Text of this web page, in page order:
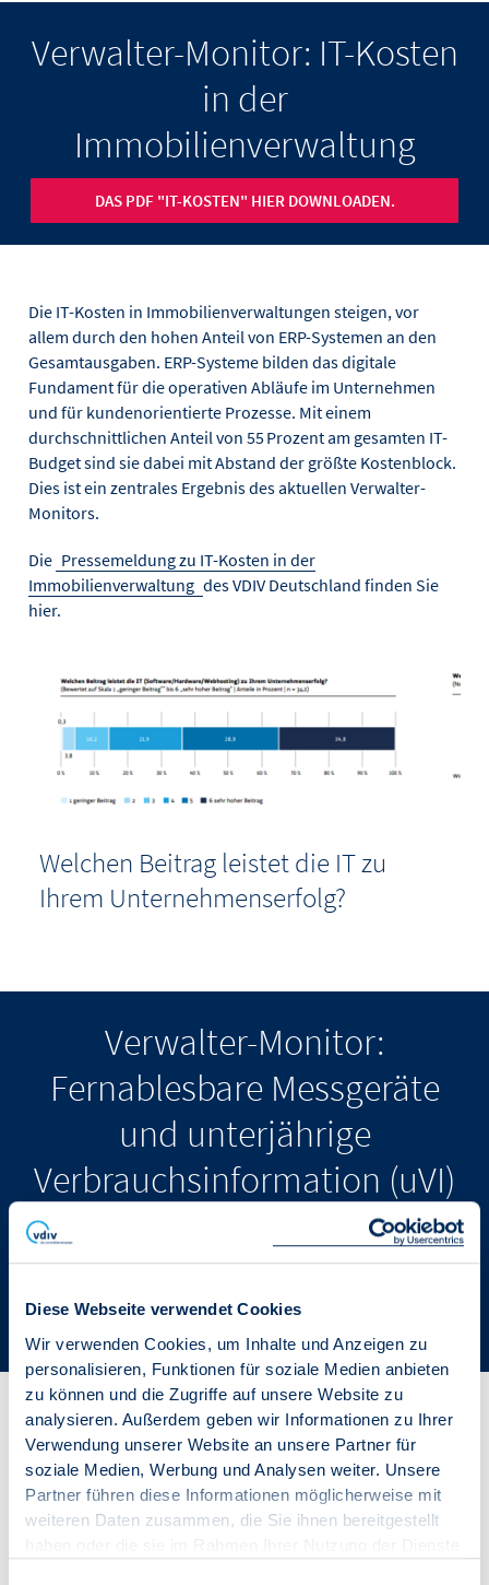
Diese Webseite verwendet Cookies
Wir verwenden Cookies, um Inhalte und Anzeigen zu
personalisieren, Funktionen für soziale Medien anbieten
zu können und die Zugriffe auf unsere Website zu
analysieren. Außerdem geben wir Informationen zu Ihrer
Verwendung unserer Website an unsere Partner für
soziale Medien, Werbung und Analysen weiter. Unsere
Partner führen diese Informationen möglicherweise mit
weiteren Daten zusammen, die Sie ihnen bereitgestellt
Verwalter-Monitor: IT-Kosten
in der
Immobilienverwaltung
DAS PDF "IT-KOSTEN" HIER DOWNLOADEN.
Die IT-Kosten in Immobilienverwaltungen steigen, vor
allem durch den hohen Anteil von ERP-Systemen an den
Gesamtausgaben. ERP-Systeme bilden das digitale
Fundament für die operativen Abläufe im Unternehmen
und für kundenorientierte Prozesse. Mit einem
durchschnittlichen Anteil von 55 Prozent am gesamten IT-
Budget sind sie dabei mit Abstand der größte Kostenblock.
Dies ist ein zentrales Ergebnis des aktuellen Verwalter-
Monitors.
Die Pressemeldung zu IT-Kosten in der
Immobilienverwaltung des VDIV Deutschland finden Sie
hier.
Welchen Beitrag leistet die IT zu
Ihrem Unternehmenserfolg?
Verwalter-Monitor:
Fernablesbare Messgeräte
und unterjährige
Verbrauchsinformation (uVI)
- Inwieweit gelingt die
Umstellung?
Die Novelle der Heizkostenverordnung (HKVO) verpflichtet
Immobilienverwaltungen, bis zum 31. Dezember 2026
fernablesbare Messgeräte in Wohngebäuden installieren
zu lassen und damit unterjährige